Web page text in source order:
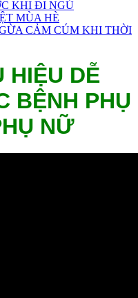
KHI ĐI NGỦ
MÙA HÈ
CẢM CÚM KHI THỜI
HIỆU DỄ
BỆNH PHỤ
NỮ